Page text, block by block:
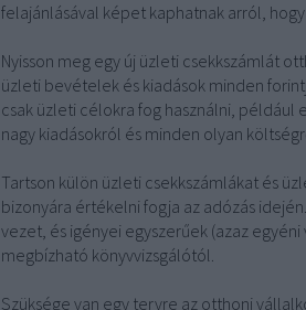
felajánlásával képet kaphatnak arról,
Nyisson meg egy új üzleti csekkszámlát
üzleti bevételek és kiadások minden
csak üzleti célokra fog használni, például
nagy kiadásokról és minden olyan
Tartson külön üzleti csekkszámlákat és
bizonyára értékelni fogja az adózás
vezet, és igényei egyszerűek (azaz
megbízható könyvvizsgálótól.
Szüksége van egy tervre az otthoni